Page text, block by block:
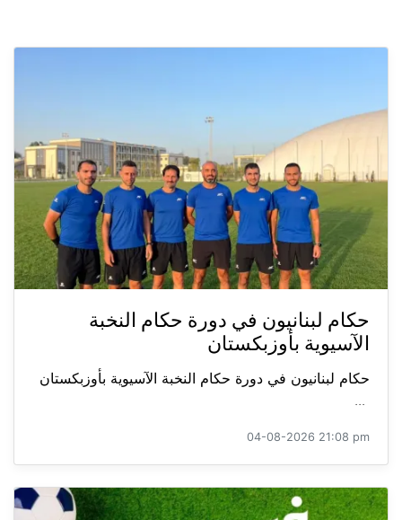
حكام لبنانيون في دورة حكام النخبة
الآسيوية بأوزبكستان
حكام لبنانيون في دورة حكام النخبة الآسيوية بأوزبكستان
...
04-08-2026 21:08 pm